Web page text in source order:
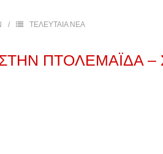
ΤΕΛΕΥΤΑΙΑ ΝΕΑ
ΠΤΟΛΕΜΑΪΔΑ –